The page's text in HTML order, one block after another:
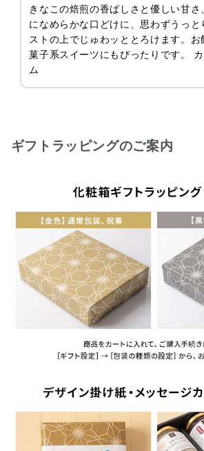
きなこの焙煎の香ばしさと優しい甘さ
になめらかな口どけに、思わずうっと
ストの上でじゅわッととろけます。お
菓子系スイーツにもぴったりです。
ム
ギフトラッピングのご案内